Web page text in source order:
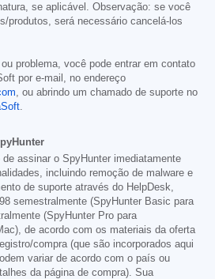
se aplicável. Observação: se você
produtos, será necessário cancelá-los
problema, você pode entrar em contato
por e-mail, no endereço
, ou abrindo um chamado de suporte no
.
assinar o SpyHunter imediatamente
incluindo remoção de malware e
de suporte através do HelpDesk,
semestralmente (SpyHunter Basic para
(SpyHunter Pro para
de acordo com os materiais da oferta
compra (que são incorporados aqui
variar de acordo com o país ou
da página de compra). Sua